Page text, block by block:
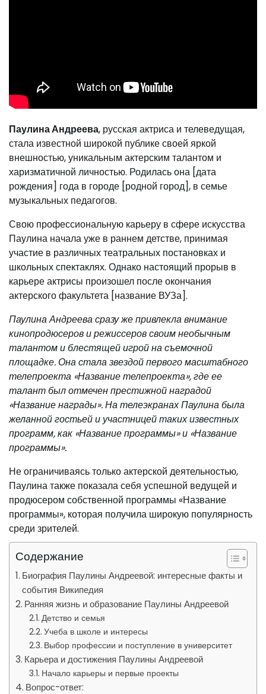
Паулина Андреева, русская актриса и телеведущая,
стала известной широкой публике своей яркой
внешностью, уникальным актерским талантом и
харизматичной личностью. Родилась она [дата
рождения] года в городе [родной город], в семье
музыкальных педагогов.
Свою профессиональную карьеру в сфере искусства
Паулина начала уже в раннем детстве, принимая
участие в различных театральных постановках и
школьных спектаклях. Однако настоящий прорыв в
карьере актрисы произошел после окончания
актерского факультета [название ВУЗа].
Паулина Андреева сразу же привлекла внимание
кинопродюсеров и режиссеров своим необычным
талантом и блестящей игрой на съемочной
площадке. Она стала звездой первого масштабного
телепроекта «Название телепроекта», где ее
талант был отмечен престижной наградой
«Название награды». На телеэкранах Паулина была
желанной гостьей и участницей таких известных
программ, как «Название программы» и «Название
программы».
Не ограничиваясь только актерской деятельностью,
Паулина также показала себя успешной ведущей и
продюсером собственной программы «Название
программы», которая получила широкую популярность
среди зрителей.
Содержание
Биография Паулины Андреевой: интересные факты и
события Википедия
Ранняя жизнь и образование Паулины Андреевой
Детство и семья
Учеба в школе и интересы
Выбор профессии и поступление в университет
Карьера и достижения Паулины Андреевой
Начало карьеры и первые проекты
Вопрос-ответ: